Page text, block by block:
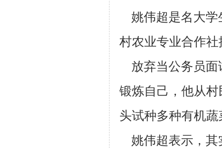
姚伟超是名大学
村农业专业合作
放弃当公务员面
锻炼自己，他从
头试种多种有机蔬
姚伟超表示，其